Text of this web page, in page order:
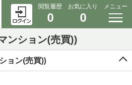
閲覧履歴
0
お気に入り
0
メニュー
ンション(売買))
ョン(売買))